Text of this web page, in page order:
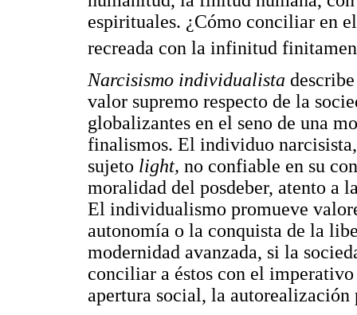
espirituales. ¿Cómo conciliar en
recreada con la infinitud
Narcisismo individualista
valor supremo respecto de la
globalizantes en el seno de una
finalismos. El individuo
sujeto light, no confiable en su
moralidad del posdeber, atento a
El individualismo promueve
autonomía o la conquista de la
modernidad avanzada, si la
conciliar a éstos con el
apertura social, la